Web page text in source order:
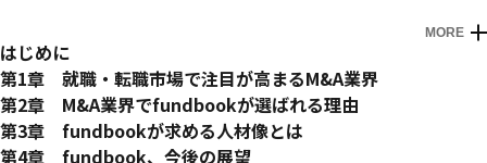
MORE
はじめに
第1章 就職・転職市場で注目が高まるM&A業界
優秀な人材が抱く悩み
・今の会社での自己成長鈍化／スキルの停滞
・やりがいの悩み
第2章 M&A業界でfundbookが選ばれる理由
なぜ、fundbookが生まれたか？
・創業のきっかけと現在
第3章 fundbookが求める人材像とは
どんな人が集まっている会社なのか？
第4章 fundbook、今後の展望